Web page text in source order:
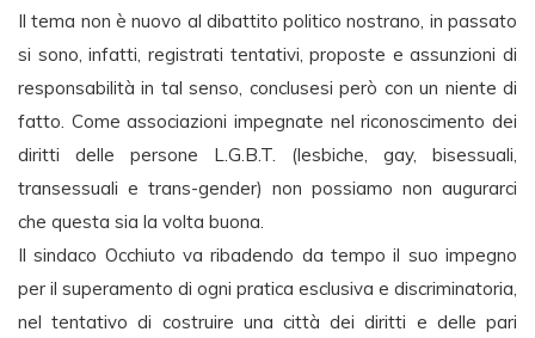
Il tema non è nuovo al dibattito politico nostrano, in passato
si sono, infatti, registrati tentativi, proposte e assunzioni di
responsabilità in tal senso, conclusesi però con un niente di
fatto. Come associazioni impegnate nel riconoscimento dei
diritti delle persone L.G.B.T. (lesbiche, gay, bisessuali,
transessuali e trans-gender) non possiamo non augurarci
che questa sia la volta buona.
Il sindaco Occhiuto va ribadendo da tempo il suo impegno
per il superamento di ogni pratica esclusiva e discriminatoria,
nel tentativo di costruire una città dei diritti e delle pari